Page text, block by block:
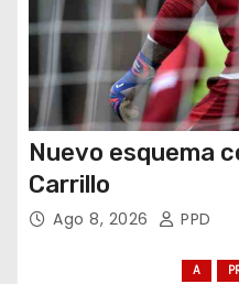
Nuevo esquema
Carrillo
Ago 8, 2026 PPD
A